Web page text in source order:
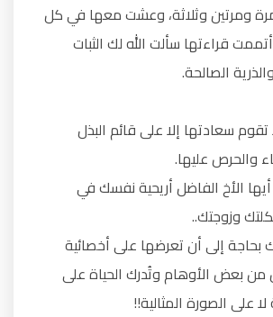
ومرتين وثلاثة، وعشت معها في كل
قراءتها سألت الله لك الثبات
الصالحة.
تقوم سعادتها إلا على قائم البذل
والحرص عليها.
الأخ الفاضل أريحية نفسك في
وزوجتك..
بحاجة إلى أن تعرضها على أخصائية
من بعض الأوهام وتُدرك الحياة على
على الصورة المثالية!!